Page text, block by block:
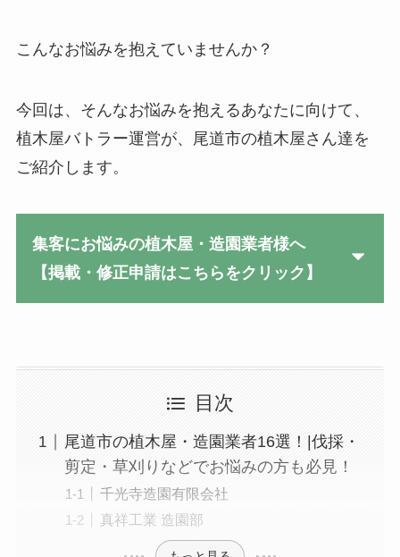
こんなお悩みを抱えていませんか？
今回は、そんなお悩みを抱えるあなたに向けて、
植木屋バトラー運営が、尾道市の植木屋さん達を
ご紹介します。
集客にお悩みの植木屋・造園業者様へ
【掲載・修正申請はこちらをクリック】
目次
尾道市の植木屋・造園業者16選！|伐採・
剪定・草刈りなどでお悩みの方も必見！
千光寺造園有限会社
真祥工業 造園部